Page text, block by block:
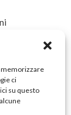
memorizzare
ci
su questo